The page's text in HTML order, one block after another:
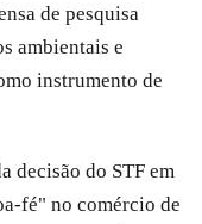
de pesquisa
ambientais e
instrumento de
decisão do STF em
fé" no comércio de